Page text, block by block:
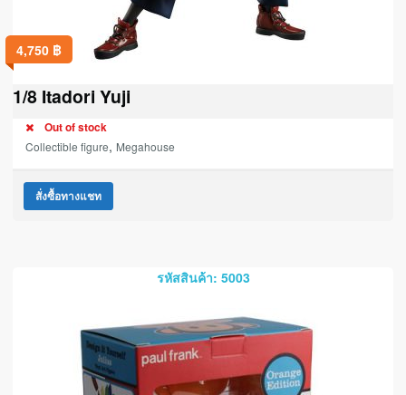
4,750 ฿
1/8 Itadori Yuji
Out of stock
Collectible figure, Megahouse
สั่งซื้อทางแชท
รหัสสินค้า: 5003